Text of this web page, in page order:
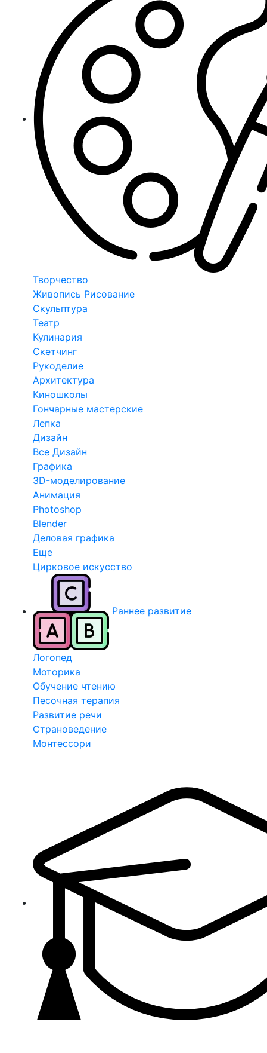
Творчество
Живопись Рисование
Скульптура
Театр
Кулинария
Скетчинг
Рукоделие
Архитектура
Киношколы
Гончарные мастерские
Лепка
Дизайн
Все Дизайн
Графика
3D-моделирование
Анимация
Photoshop
Blender
Деловая графика
Еще
Цирковое искусство
Раннее развитие
Логопед
Моторика
Обучение чтению
Песочная терапия
Развитие речи
Страноведение
Монтессори